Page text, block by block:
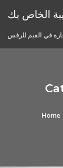
الخاص بك
في القيم للرفس
Home